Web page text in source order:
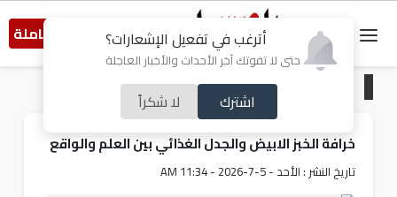
أترغب في تفعيل الإشعارات؟
حتى لا تفوتك آخر الأحداث والأخبار العاجلة
اشترك لا شكراً
النسخة الكاملة
صحة
خرافة الخبز الابيض والجدل الغذائي بين العلم والواقع
تاريخ النشر : الأحد - 5-7-2026 - 11:34 AM